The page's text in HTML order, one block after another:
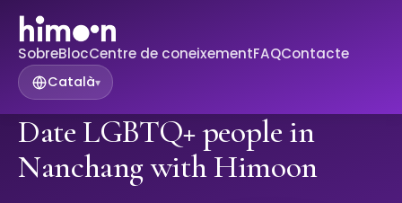
SobreBlocCentre de coneixementFAQContacte
Català▾
Date LGBTQ+ people in
Nanchang with Himoon